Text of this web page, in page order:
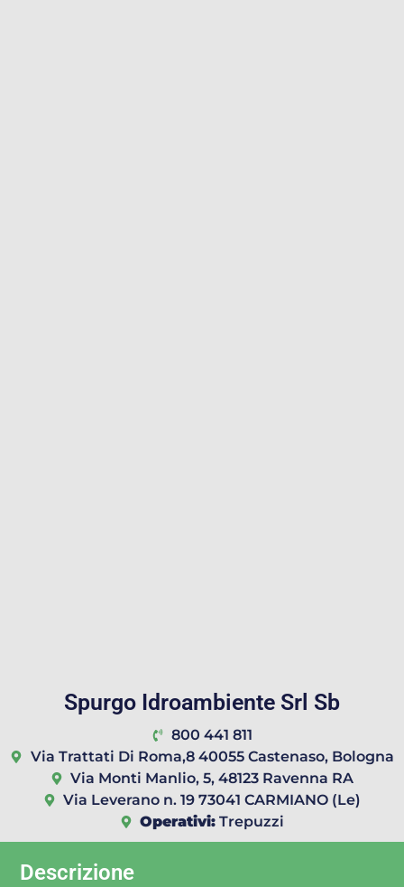
Spurgo Idroambiente Srl Sb
800 441 811
Via Trattati Di Roma,8 40055 Castenaso, Bologna
Via Monti Manlio, 5, 48123 Ravenna RA
Via Leverano n. 19 73041 CARMIANO (Le)
Operativi: Trepuzzi
Descrizione